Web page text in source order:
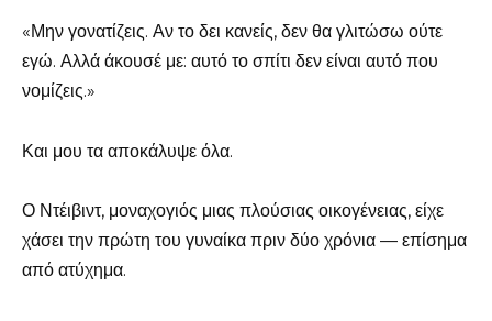
«Μην γονατίζεις. Αν το δει κανείς, δεν θα γλιτώσω ούτε
εγώ. Αλλά άκουσέ με: αυτό το σπίτι δεν είναι αυτό που
νομίζεις.»
Και μου τα αποκάλυψε όλα.
Ο Ντέιβιντ, μοναχογιός μιας πλούσιας οικογένειας, είχε
χάσει την πρώτη του γυναίκα πριν δύο χρόνια — επίσημα
από ατύχημα.